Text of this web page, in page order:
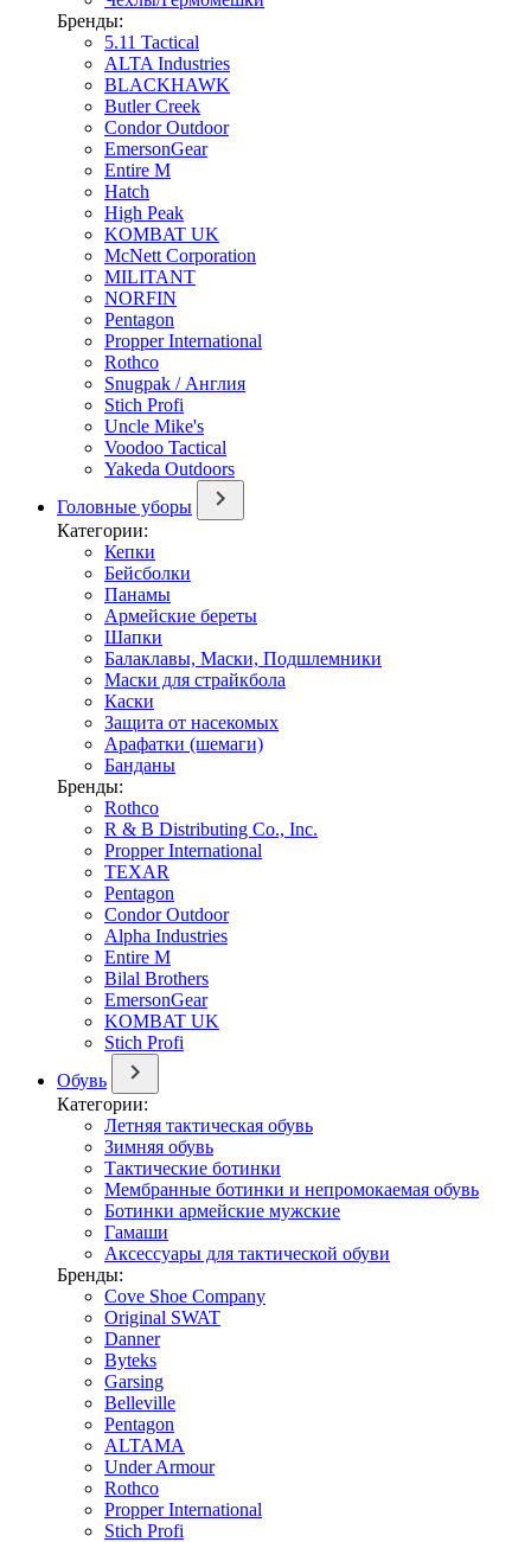
Бренды:
5.11 Tactical
ALTA Industries
BLACKHAWK
Butler Creek
Condor Outdoor
EmersonGear
Entire M
Hatch
High Peak
KOMBAT UK
McNett Corporation
MILITANT
NORFIN
Pentagon
Propper International
Rothco
Snugpak / Англия
Stich Profi
Uncle Mike's
Voodoo Tactical
Yakeda Outdoors
Головные уборы
Категории:
Кепки
Бейсболки
Панамы
Армейские береты
Шапки
Балаклавы, Маски, Подшлемники
Маски для страйкбола
Каски
Защита от насекомых
Арафатки (шемаги)
Банданы
Бренды:
Rothco
R & B Distributing Co., Inc.
Propper International
TEXAR
Pentagon
Condor Outdoor
Alpha Industries
Entire M
Bilal Brothers
EmersonGear
KOMBAT UK
Stich Profi
Обувь
Категории:
Летняя тактическая обувь
Зимняя обувь
Тактические ботинки
Мембранные ботинки и непромокаемая обувь
Ботинки армейские мужские
Гамаши
Аксессуары для тактической обуви
Бренды:
Cove Shoe Company
Original SWAT
Danner
Byteks
Garsing
Belleville
Pentagon
ALTAMA
Under Armour
Rothco
Propper International
Stich Profi